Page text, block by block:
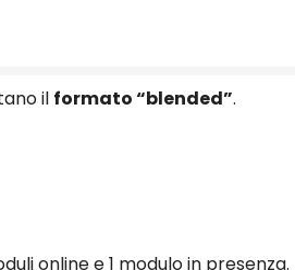
il formato “blended”.
online e 1 modulo in presenza.